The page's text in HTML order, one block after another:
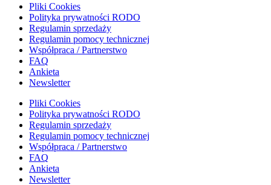
Pliki Cookies
Polityka prywatności RODO
Regulamin sprzedaży
Regulamin pomocy technicznej
Współpraca / Partnerstwo
FAQ
Ankieta
Newsletter
Pliki Cookies
Polityka prywatności RODO
Regulamin sprzedaży
Regulamin pomocy technicznej
Współpraca / Partnerstwo
FAQ
Ankieta
Newsletter